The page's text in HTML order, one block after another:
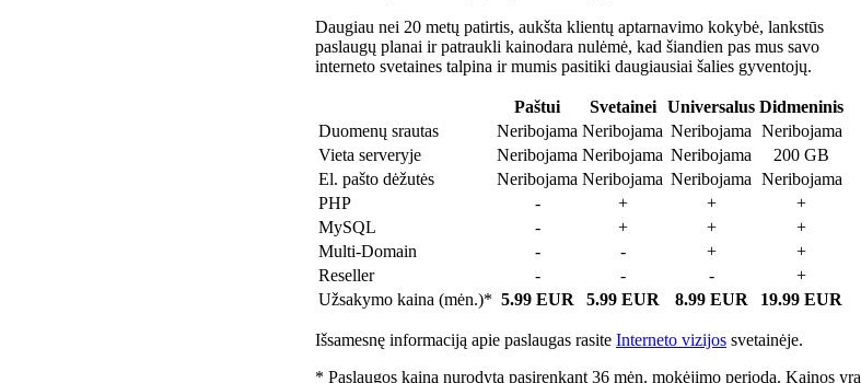
Daugiau nei 20 metų patirtis, aukšta klientų aptarnavimo kokybė, lankstūs
paslaugų planai ir patraukli kainodara nulėmė, kad šiandien pas mus savo
interneto svetaines talpina ir mumis pasitiki daugiausiai šalies gyventojų.
Paštui Svetainei Universalus Didmeninis
Duomenų srautas
Neribojama Neribojama Neribojama Neribojama
Vieta serveryje
Neribojama Neribojama Neribojama
200 GB
El. pašto dėžutės
Neribojama Neribojama Neribojama Neribojama
PHP
- + +
+
MySQL
- + +
+
Multi-Domain
- - +
+
Reseller
- - -
+
Užsakymo kaina (mėn.)* 5.99 EUR 5.99 EUR 8.99 EUR 19.99 EUR
Išsamesnę informaciją apie paslaugas rasite Interneto vizijos svetainėje.
* Paslaugos kaina nurodyta pasirenkant 36 mėn. mokėjimo periodą. Kainos yra